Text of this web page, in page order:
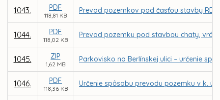
1043. PDF
118,81 KB
Prevod pozemkov pod časťou stavby RD
1044. PDF
118,02 KB
Prevod pozemku pod stavbou chaty,
1045. ZIP
1,62 MB
Parkovisko na Berlínskej ulici – určenie
1046. PDF
118,36 KB
Určenie spôsobu prevodu pozemku v k. ú.